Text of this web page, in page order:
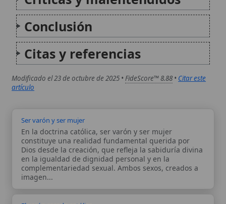
Ser varón y ser mujer
En la doctrina católica, ser varón y ser mujer
constituye una realidad fundamental querida por
Dios desde la creación, que refleja la sabiduría divina
en la igualdad de dignidad personal y en la
complementariedad sexual. Ambos sexos, creados a
imagen...
El varón casado católico
conyugal entre un hombre y una mujer a un signo
visible del amor de Cristo por su...
Autor: Comité editorial
Artículo supervisado por el Comité